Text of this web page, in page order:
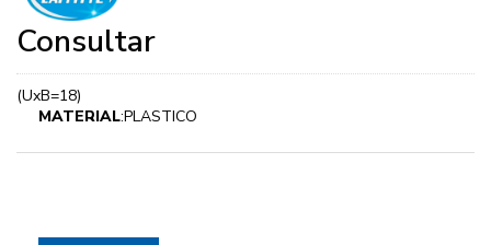
Consultar
(UxB=18)
MATERIAL:PLASTICO